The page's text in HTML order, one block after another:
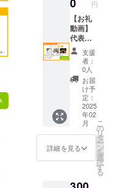
だき、
受講後
の感想
や
フィー
ドバッ
クを集
めるこ
とを目
的とし
ていま
す。
コース
は基礎
用まで
段階的
で 受講
方法：
オンラ
イン
（Zoom
または
Google
Meet）
【モニ
ターに
関する
ご案
内】 ■
受講継
願い 本
モニ
付のた
め、お
名前・
住所・
電話番
号をご
記入く
ださ
い。
【カウ
ンセリ
ング】
実施概
要：1時
間程度
ズ】 サ
イズ：
本体/約
220×22
0×110
mm、
持ち手/
約
20×320
mm 容
量：約
5L 素
材：植
物繊維
（ジュ
付のた
mm、
・容
量：約
5L ・素
材：植
物繊維
(ジュー
ト)、他
【カウ
ンセリ
ング】
・実施
概要：1
時間程
度 ・有
効期
限：25
まで ・
しくは
URLを
記載い
たしま
す。
【Web
にお名
前掲
載】→
法人・
個人ど
ちらで
も可 支
援いた
だいた
方々の
お名前
を、今
円
【お礼
動画】
代表の
田中が
心を込
めてお
礼の動
画をお
送りさ
せてい
ただき
ます！
・収録
時間：2
分間 ・
提供方
メール
支援
者：
0人
お届
け予
定：
2025
年02
月
詳細を見る
こ
の
リ
タ
ー
ン
を
選
択
す
る